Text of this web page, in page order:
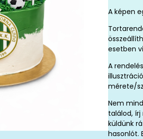
A képen
esetben
A
mérete/
Nem
találod,
küldünk
hasonlót.